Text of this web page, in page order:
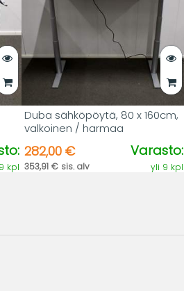
kpl
Duba sähköpöytä, 80 x 160cm,
valkoinen / harmaa
282,00 €
353,91 € sis. alv
Varasto:
yli 9 kpl